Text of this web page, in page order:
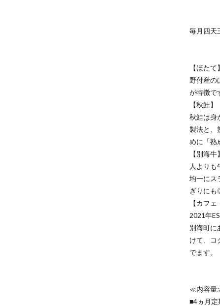
毎月四天
【ほたて】
野付産の
が特徴で
【秋鮭】
秋鮭は身
製法と、
めに「熟
【別海牛】
人よりも
均一にス
ぎりにも
【カフ
2021年
別海町に
けて、コ
でます。
≪内容
■4ヵ月定